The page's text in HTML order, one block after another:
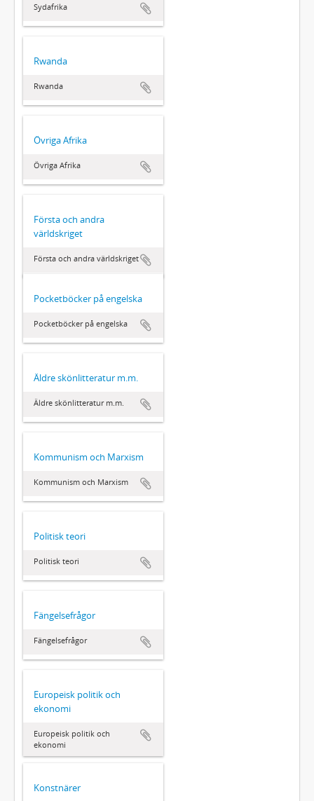
Sydafrika
Rwanda
Rwanda
Övriga Afrika
Övriga Afrika
Första och andra
världskriget
Första och andra världskriget
Pocketböcker på engelska
Pocketböcker på engelska
Äldre skönlitteratur m.m.
Äldre skönlitteratur m.m.
Kommunism och Marxism
Kommunism och Marxism
Politisk teori
Politisk teori
Fängelsefrågor
Fängelsefrågor
Europeisk politik och
ekonomi
Europeisk politik och
ekonomi
Konstnärer